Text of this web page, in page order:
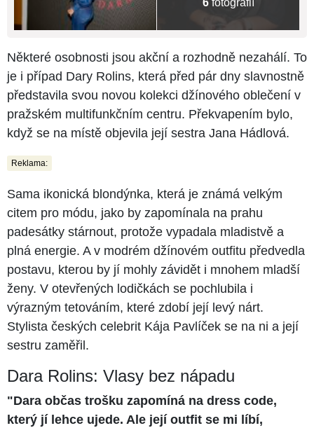
6fotografií
Některé osobnosti jsou akční a rozhodně nezahálí. To
je i případ Dary Rolins, která před pár dny slavnostně
představila svou novou kolekci džínového oblečení v
pražském multifunkčním centru. Překvapením bylo,
když se na místě objevila její sestra Jana Hádlová.
Reklama:
Sama ikonická blondýnka, která je známá velkým
citem pro módu, jako by zapomínala na prahu
padesátky stárnout, protože vypadala mladistvě a
plná energie. A v modrém džínovém outfitu předvedla
postavu, kterou by jí mohly závidět i mnohem mladší
ženy. V otevřených lodičkách se pochlubila i
výrazným tetováním, které zdobí její levý nárt.
Stylista českých celebrit Kája Pavlíček se na ni a její
sestru zaměřil.
Dara Rolins: Vlasy bez nápadu
"Dara občas trošku zapomíná na dress code,
který jí lehce ujede. Ale její outfit se mi líbí,